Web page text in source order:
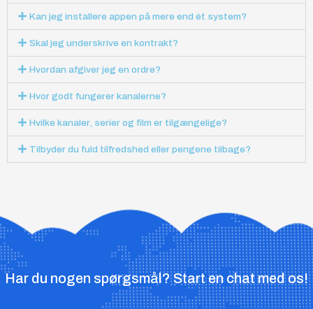
Kan jeg installere appen på mere end ét system?
Skal jeg underskrive en kontrakt?
Hvordan afgiver jeg en ordre?
Hvor godt fungerer kanalerne?
Hvilke kanaler, serier og film er tilgængelige?
Tilbyder du fuld tilfredshed eller pengene tilbage?
Har du nogen spørgsmål? Start en chat med os!